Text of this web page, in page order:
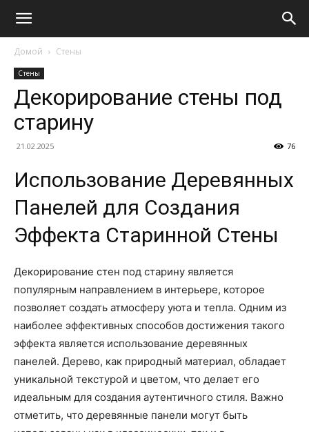
Домой Стены
Стены
Декорирование стены под
старину
21.02.2025 76
Использование Деревянных
Панелей для Создания
Эффекта Старинной Стены
Декорирование стен под старину является
популярным направлением в интерьере, которое
позволяет создать атмосферу уюта и тепла. Одним из
наиболее эффективных способов достижения такого
эффекта является использование деревянных
панелей. Дерево, как природный материал, обладает
уникальной текстурой и цветом, что делает его
идеальным для создания аутентичного стиля. Важно
отметить, что деревянные панели могут быть